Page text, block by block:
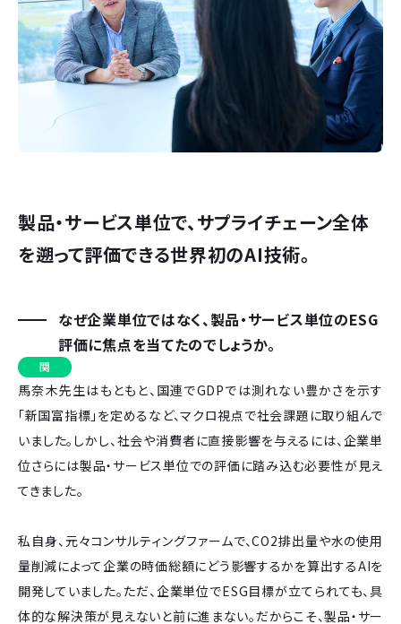
製品・サービス単位で、サプライチェーン全体
を遡って評価できる世界初のAI技術。
なぜ企業単位ではなく、製品・サービス単位のESG
評価に焦点を当てたのでしょうか。
関
馬奈木先生はもともと、国連でGDPでは測れない豊かさを示す
「新国富指標」を定めるなど、マクロ視点で社会課題に取り組んで
いました。しかし、社会や消費者に直接影響を与えるには、企業単
位さらには製品・サービス単位での評価に踏み込む必要性が見え
てきました。
私自身、元々コンサルティングファームで、CO2排出量や水の使用
量削減によって企業の時価総額にどう影響するかを算出するAIを
開発していました。ただ、企業単位でESG目標が立てられても、具
体的な解決策が見えないと前に進まない。だからこそ、製品・サー